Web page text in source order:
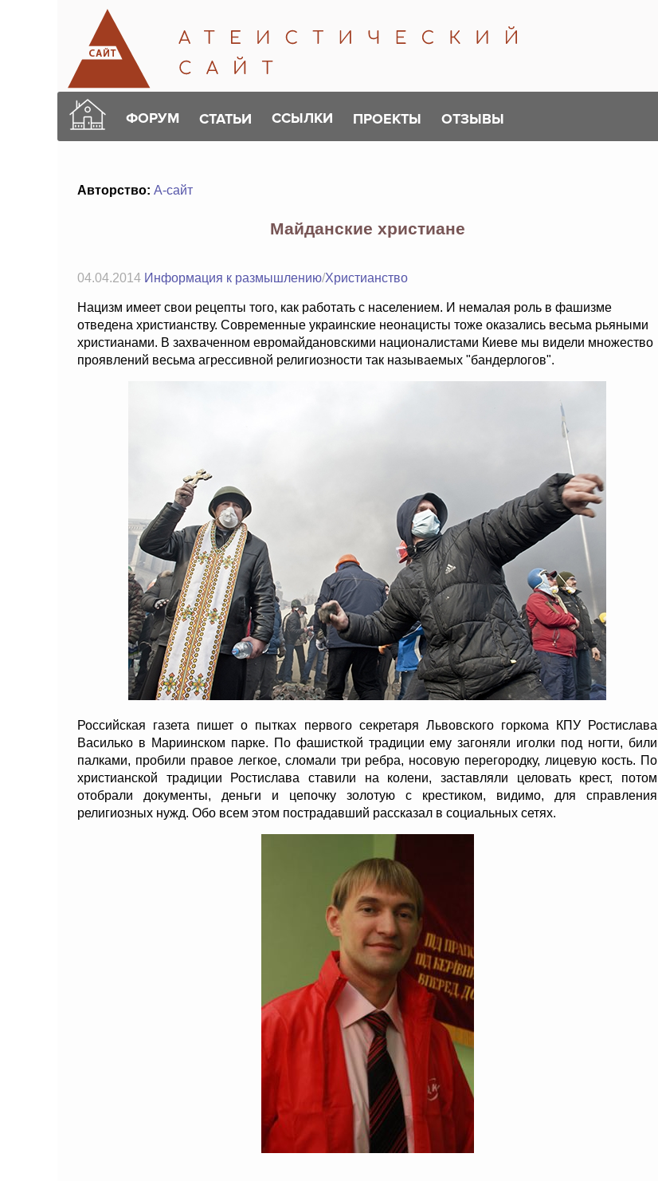
ФОРУМ СТАТЬИ ССЫЛКИ ПРОЕКТЫ ОТЗЫВЫ
Авторство: А-сайт
Майданские христиане
04.04.2014 Информация к размышлению/Христианство
Нацизм имеет свои рецепты того, как работать с населением. И немалая роль в фашизме
отведена христианству. Современные украинские неонацисты тоже оказались весьма рьяными
христианами. В захваченном евромайдановскими националистами Киеве мы видели множество
проявлений весьма агрессивной религиозности так называемых "бандерлогов".
Российская газета пишет о пытках первого секретаря Львовского горкома КПУ Ростислава
Василько в Мариинском парке. По фашисткой традиции ему загоняли иголки под ногти, били
палками, пробили правое легкое, сломали три ребра, носовую перегородку, лицевую кость. По
христианской традиции Ростислава ставили на колени, заставляли целовать крест, потом
отобрали документы, деньги и цепочку золотую с крестиком, видимо, для справления
религиозных нужд. Обо всем этом пострадавший рассказал в социальных сетях.